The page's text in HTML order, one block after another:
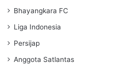
Bhayangkara FC
Liga Indonesia
Persijap
Anggota Satlantas